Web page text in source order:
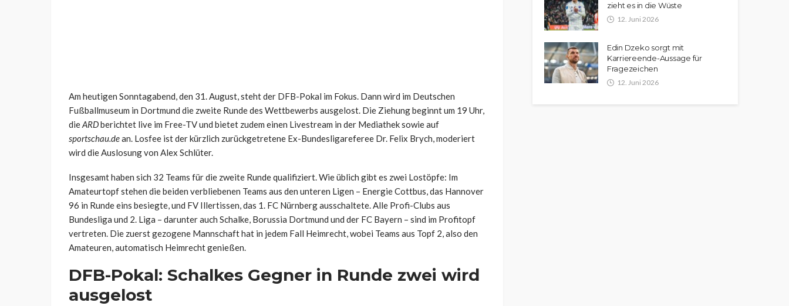
Am heutigen Sonntagabend, den 31. August, steht der DFB-Pokal im Fokus. Dann wird im Deutschen
Fußballmuseum in Dortmund die zweite Runde des Wettbewerbs ausgelost. Die Ziehung beginnt um 19 Uhr,
dieARDberichtet live im Free-TV und bietet zudem einen Livestream in der Mediathek sowie auf
sportschau.dean. Losfee ist der kürzlich zurückgetretene Ex-Bundesligareferee Dr. Felix Brych, moderiert
wird die Auslosung von Alex Schlüter.
Insgesamt haben sich 32 Teams für die zweite Runde qualifiziert. Wie üblich gibt es zwei Lostöpfe: Im
Amateurtopf stehen die beiden verbliebenen Teams aus den unteren Ligen – Energie Cottbus, das Hannover
96 in Runde eins besiegte, und FV Illertissen, das 1. FC Nürnberg ausschaltete. Alle Profi-Clubs aus
Bundesliga und 2. Liga – darunter auch Schalke, Borussia Dortmund und der FC Bayern – sind im Profitopf
vertreten. Die zuerst gezogene Mannschaft hat in jedem Fall Heimrecht, wobei Teams aus Topf 2, also den
Amateuren, automatisch Heimrecht genießen.
DFB-Pokal: Schalkes Gegner in Runde zwei wird
ausgelost
zieht es in die Wüste
12. Juni 2026
Edin Dzeko sorgt mit
Karriereende-Aussage für
Fragezeichen
12. Juni 2026